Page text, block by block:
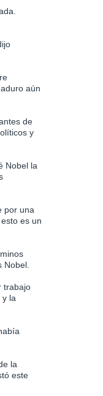
aún
de
y
Nobel la
por una
es un
trabajo
y la
la
este